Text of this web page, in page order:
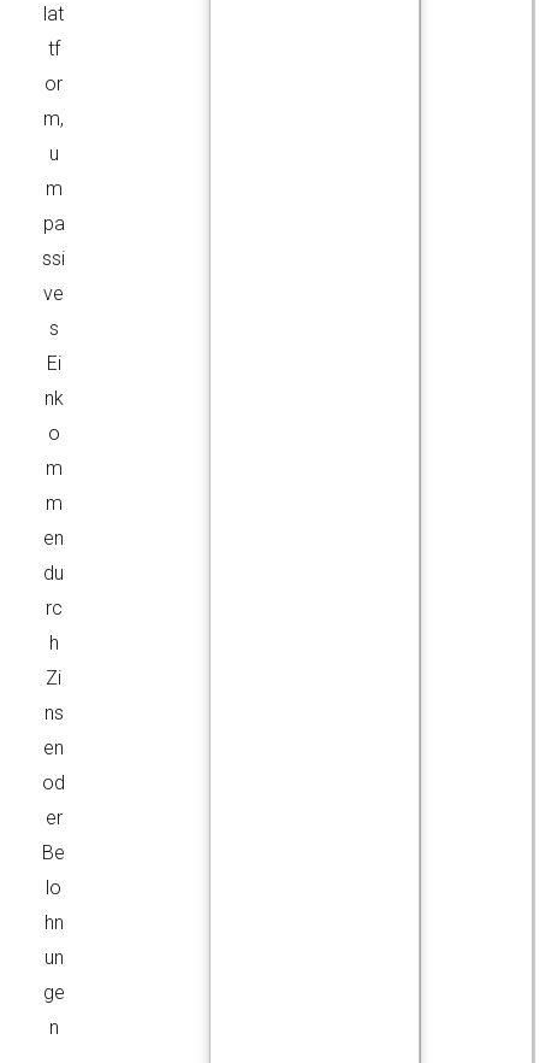
lat
tf
or
m,
u
m
pa
ssi
ve
s
Ei
nk
o
m
m
en
du
rc
h
Zi
ns
en
od
er
Be
lo
hn
un
ge
n